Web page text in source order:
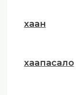
хаан
хаапасало